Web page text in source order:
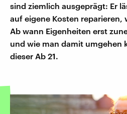
sind ziemlich ausgeprägt: Er
auf eigene Kosten reparieren,
Ab wann Eigenheiten erst
und wie man damit umgehen
dieser Ab 21.